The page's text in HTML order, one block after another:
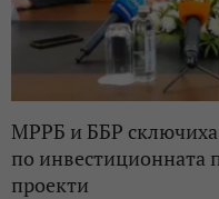
МРРБ и ББР
по инвестиционната
проекти